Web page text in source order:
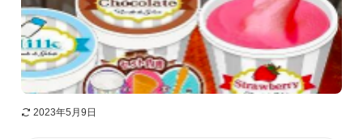
2023年5月9日